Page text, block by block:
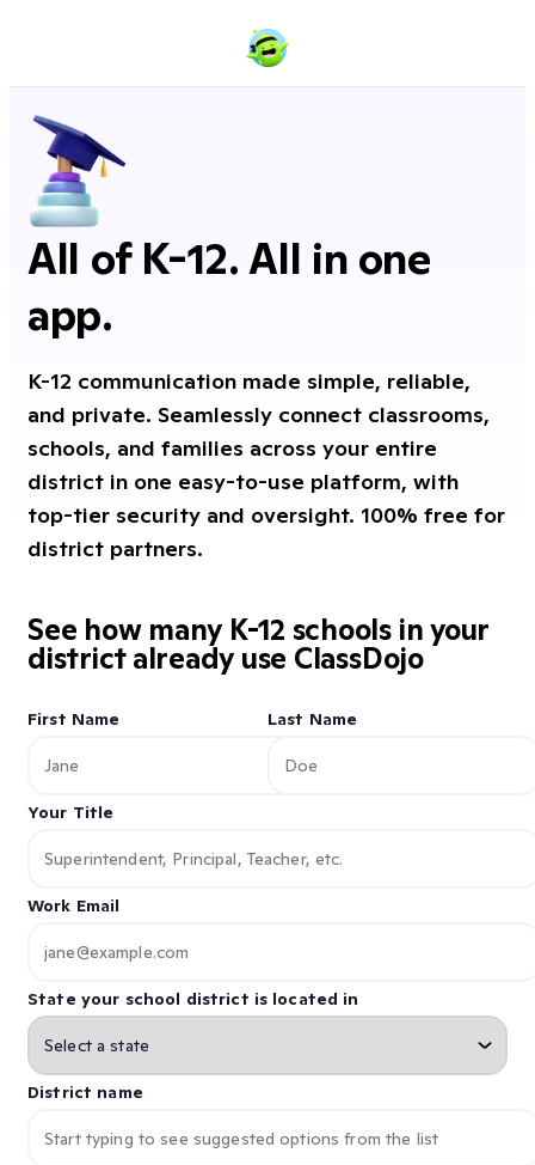
All of K-12. All in one
app.
K-12 communication made simple, reliable,
and private. Seamlessly connect classrooms,
schools, and families across your entire
district in one easy-to-use platform, with
top-tier security and oversight. 100% free for
district partners.
See how many K-12 schools in your
district already use ClassDojo
First Name Last Name
Your Title
Work Email
State your school district is located in
District name